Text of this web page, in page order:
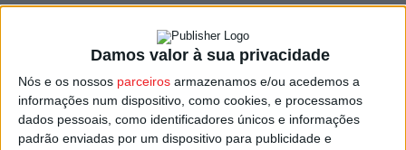
Damos valor à sua privacidade
Nós e os nossos parceiros armazenamos e/ou acedemos a
informações num dispositivo, como cookies, e processamos
dados pessoais, como identificadores únicos e informações
padrão enviadas por um dispositivo para publicidade e
de Velocidade (SINCRO).
No total, foram contabilizadas 24.940 infrações
rodoviárias, entre as quais 662 por condução sob efeito
do álcool.